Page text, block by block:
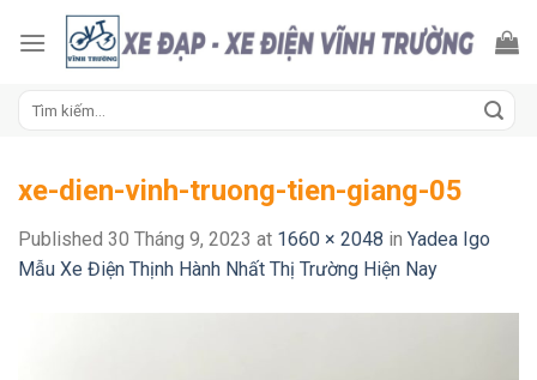
xe-dien-vinh-truong-tien-giang-05
Published 30 Tháng 9, 2023 at 1660 × 2048 in Yadea Igo
Mẫu Xe Điện Thịnh Hành Nhất Thị Trường Hiện Nay